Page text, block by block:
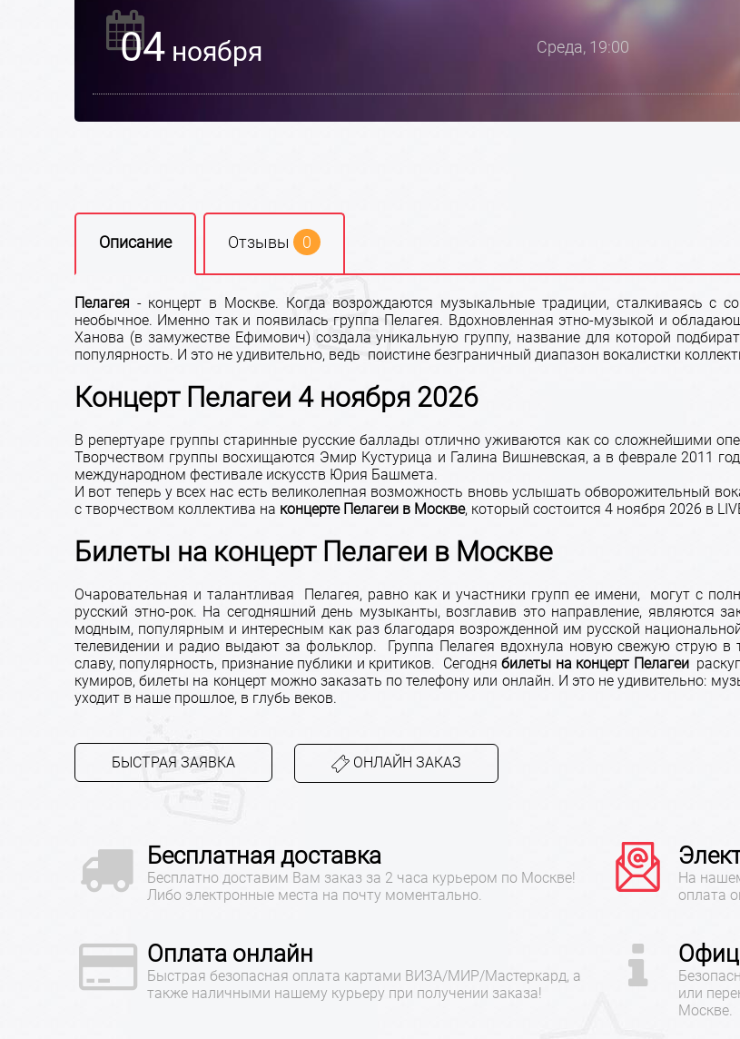
04 ноября Среда, 19:00
Описание Отзывы 0
Пелагея - концерт в Москве. Когда возрождаются музыкальные традиции, сталкиваясь с
необычное. Именно так и появилась группа Пелагея. Вдохновленная этно-музыкой и
Ханова (в замужестве Ефимович) создала уникальную группу, название для которой
популярность. И это не удивительно, ведь поистине безграничный диапазон вокалистки
Концерт Пелагеи 4 ноября 2026
В репертуаре группы старинные русские баллады отлично уживаются как со сложнейшими
Творчеством группы восхищаются Эмир Кустурица и Галина Вишневская, а в феврале 2011
международном фестивале искусств Юрия Башмета.
И вот теперь у всех нас есть великолепная возможность вновь услышать обворожительный
с творчеством коллектива на концерте Пелагеи в Москве, который состоится 4 ноября 2026 в
Билеты на концерт Пелагеи в Москве
Очаровательная и талантливая Пелагея, равно как и участники групп ее имени, могут с
русский этно-рок. На сегодняшний день музыканты, возглавив это направление, являются
модным, популярным и интересным как раз благодаря возрожденной им русской
телевидении и радио выдают за фольклор. Группа Пелагея вдохнула новую свежую струю
славу, популярность, признание публики и критиков. Сегоднябилеты на концерт Пелагеи
кумиров, билеты на концерт можно заказать по телефону или онлайн. И это не удивительно:
уходит в наше прошлое, в глубь веков.
БЫСТРАЯ ЗАЯВКА ОНЛАЙН ЗАКАЗ
Бесплатная доставка
Бесплатно доставим Вам заказ за 2 часа курьером по Москве!
Либо электронные места на почту моментально.
На
оплата
Оплата онлайн
Быстрая безопасная оплата картами ВИЗА/МИР/Мастеркард, а
также наличными нашему курьеру при получении заказа!
или
Москве.